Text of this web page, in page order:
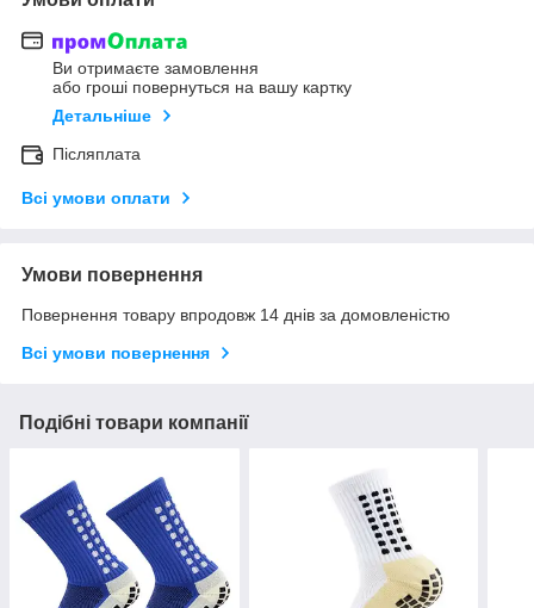
Ви отримаєте замовлення
або гроші повернуться на вашу картку
Детальніше
Післяплата
Всі умови оплати
Умови повернення
Повернення товару впродовж 14 днів за домовленістю
Всі умови повернення
Подібні товари компанії